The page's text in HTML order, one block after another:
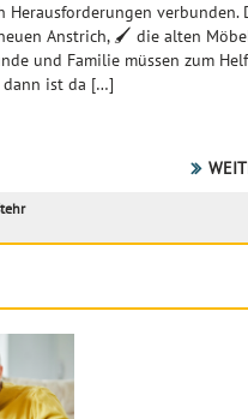
verbunden.
Anstrich, 🖌️ die alten
und Familie müssen zum
dann ist da […]